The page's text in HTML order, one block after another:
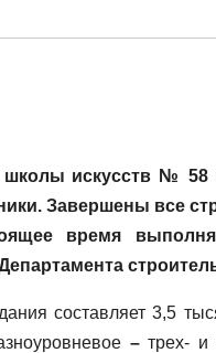
школы искусств № 58
Завершены все
время
составляет 3,5
–трех- и